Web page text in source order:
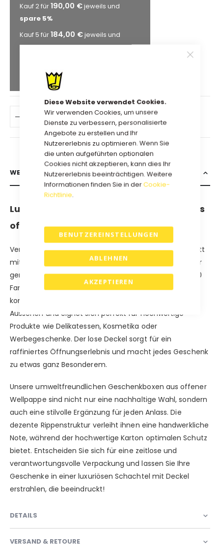
Diese Website verwendet Cookies.
Wir verwenden Cookies, um unsere
Dienste zu verbessern, personalisierte
Angebote zu erstellen und Ihr
Nutzererlebnis zu optimieren. Wenn Sie
die unten aufgeführten optionalen
Cookies nicht akzeptieren, kann dies Ihr
Nutzererlebnis beeinträchtigen. Weitere
Informationen finden Sie in derCookie-
Richtlinie.
AKZEPTIEREN
BENUTZEREINSTELLUNGEN
ABLEHNEN
Kauf 2 für190,00 €jeweils und
spare 5%
Kauf 5 für184,00 €jeweils und
spare8%
10%
IN DEN WARENKORB
WEITERE INFORMATIONEN
Luxus-Geschenkboxen Modell Würfel aus
offener Wellpappe
Verleihen Sie Ihren Geschenken einen eleganten Auftritt
mit unserer Würfel Schachtel die aus strapazierfähiger
gerippter offener Wellpappe besteht und in mehr als 10
Farben erhältlich ist. Dieser luxuriöse Geschenkkarton
kombiniert eine robuste Struktur mit einem stilvollen
Aussehen und eignet sich perfekt für hochwertige
Produkte wie Delikatessen, Kosmetika oder
Werbegeschenke. Der lose Deckel sorgt für ein
raffiniertes Öffnungserlebnis und macht jedes Geschenk
zu etwas ganz Besonderem.
Unsere umweltfreundlichen Geschenkboxen aus offener
Wellpappe sind nicht nur eine nachhaltige Wahl, sondern
auch eine stilvolle Ergänzung für jeden Anlass. Die
dezente Rippenstruktur verleiht ihnen eine handwerkliche
Note, während der hochwertige Karton optimalen Schutz
bietet. Entscheiden Sie sich für eine zeitlose und
verantwortungsvolle Verpackung und lassen Sie Ihre
Geschenke in einer luxuriösen Schachtel mit Deckel
erstrahlen, die beeindruckt!
DETAILS
VERSAND & RETOURE